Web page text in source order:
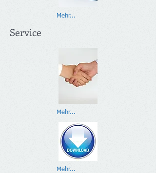
Mehr...
Service
Mehr...
Mehr...